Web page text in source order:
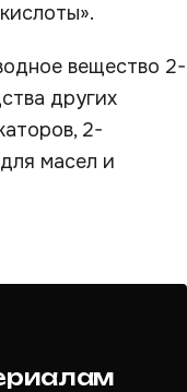
вещество 2-
других
2-
масел и